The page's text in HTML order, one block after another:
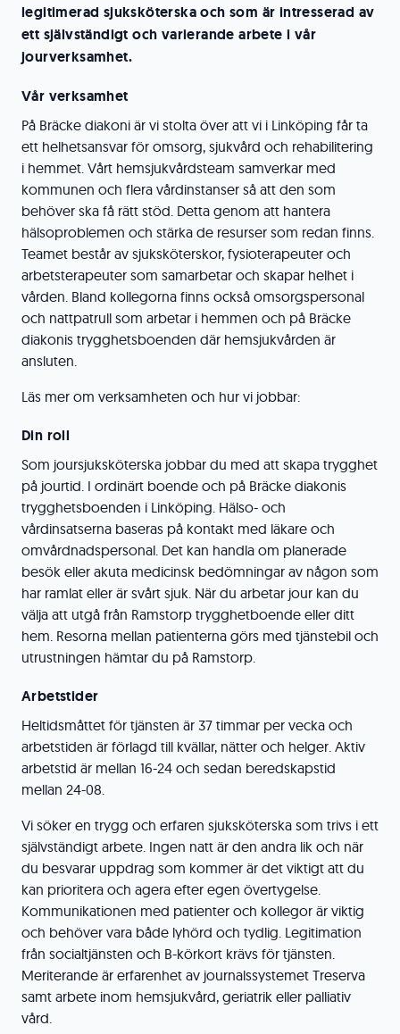
legitimerad sjuksköterska och som är intresserad av
ett självständigt och varierande arbete i vår
jourverksamhet.
Vår verksamhet
På Bräcke diakoni är vi stolta över att vi i Linköping får ta
ett helhetsansvar för omsorg, sjukvård och rehabilitering
i hemmet. Vårt hemsjukvårdsteam samverkar med
kommunen och flera vårdinstanser så att den som
behöver ska få rätt stöd. Detta genom att hantera
hälsoproblemen och stärka de resurser som redan finns.
Teamet består av sjuksköterskor, fysioterapeuter och
arbetsterapeuter som samarbetar och skapar helhet i
vården. Bland kollegorna finns också omsorgspersonal
och nattpatrull som arbetar i hemmen och på Bräcke
diakonis trygghetsboenden där hemsjukvården är
ansluten.
Läs mer om verksamheten och hur vi jobbar:
Din roll
Som joursjuksköterska jobbar du med att skapa trygghet
på jourtid. I ordinärt boende och på Bräcke diakonis
trygghetsboenden i Linköping. Hälso- och
vårdinsatserna baseras på kontakt med läkare och
omvårdnadspersonal. Det kan handla om planerade
besök eller akuta medicinsk bedömningar av någon som
har ramlat eller är svårt sjuk. När du arbetar jour kan du
välja att utgå från Ramstorp trygghetboende eller ditt
hem. Resorna mellan patienterna görs med tjänstebil och
utrustningen hämtar du på Ramstorp.
Arbetstider
Heltidsmåttet för tjänsten är 37 timmar per vecka och
arbetstiden är förlagd till kvällar, nätter och helger. Aktiv
arbetstid är mellan 16-24 och sedan beredskapstid
mellan 24-08.
Vi söker en trygg och erfaren sjuksköterska som trivs i ett
självständigt arbete. Ingen natt är den andra lik och när
du besvarar uppdrag som kommer är det viktigt att du
kan prioritera och agera efter egen övertygelse.
Kommunikationen med patienter och kollegor är viktig
och behöver vara både lyhörd och tydlig. Legitimation
från socialtjänsten och B-körkort krävs för tjänsten.
Meriterande är erfarenhet av journalssystemet Treserva
samt arbete inom hemsjukvård, geriatrik eller palliativ
vård.